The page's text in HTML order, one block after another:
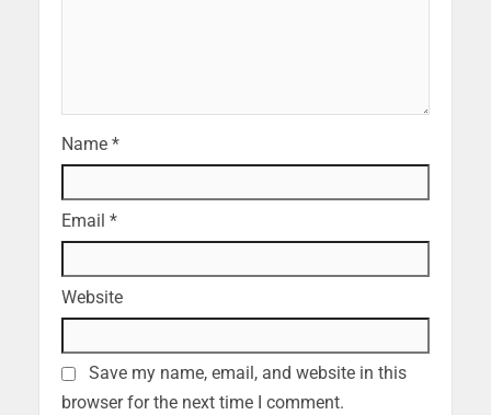
Name *
Email *
Website
Save my name, email, and website in this
browser for the next time I comment.